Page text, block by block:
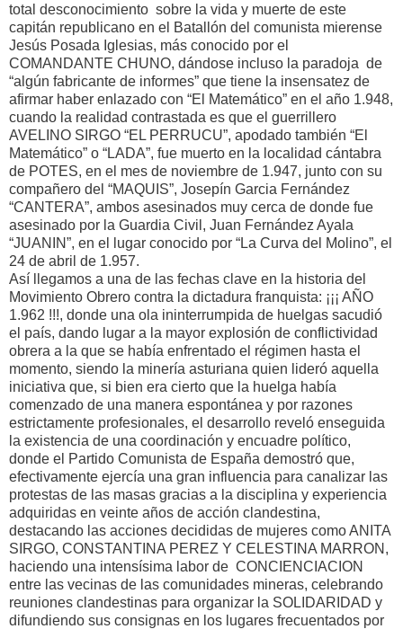
total desconocimiento sobre la vida y muerte de este
capitán republicano en el Batallón del comunista mierense
Jesús Posada Iglesias, más conocido por el
COMANDANTE CHUNO, dándose incluso la paradoja de
“algún fabricante de informes” que tiene la insensatez de
afirmar haber enlazado con “El Matemático” en el año 1.948,
cuando la realidad contrastada es que el guerrillero
AVELINO SIRGO “EL PERRUCU”, apodado también “El
Matemático” o “LADA”, fue muerto en la localidad cántabra
de POTES, en el mes de noviembre de 1.947, junto con su
compañero del “MAQUIS”, Josepín Garcia Fernández
“CANTERA”, ambos asesinados muy cerca de donde fue
asesinado por la Guardia Civil, Juan Fernández Ayala
“JUANIN”, en el lugar conocido por “La Curva del Molino”, el
24 de abril de 1.957.
Así llegamos a una de las fechas clave en la historia del
Movimiento Obrero contra la dictadura franquista: ¡¡¡ AÑO
1.962 !!!, donde una ola ininterrumpida de huelgas sacudió
el país, dando lugar a la mayor explosión de conflictividad
obrera a la que se había enfrentado el régimen hasta el
momento, siendo la minería asturiana quien lideró aquella
iniciativa que, si bien era cierto que la huelga había
comenzado de una manera espontánea y por razones
estrictamente profesionales, el desarrollo reveló enseguida
la existencia de una coordinación y encuadre político,
donde el Partido Comunista de España demostró que,
efectivamente ejercía una gran influencia para canalizar las
protestas de las masas gracias a la disciplina y experiencia
adquiridas en veinte años de acción clandestina,
destacando las acciones decididas de mujeres como ANITA
SIRGO, CONSTANTINA PEREZ Y CELESTINA MARRON,
haciendo una intensísima labor de CONCIENCIACION
entre las vecinas de las comunidades mineras, celebrando
reuniones clandestinas para organizar la SOLIDARIDAD y
difundiendo sus consignas en los lugares frecuentados por